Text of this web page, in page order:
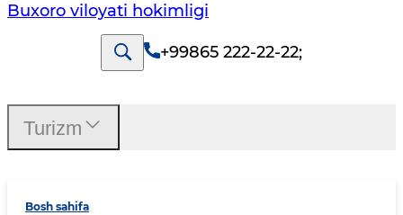
Buxoro viloyati hokimligi
+99865 222-22-22;
Bosh sahifa
Turizm